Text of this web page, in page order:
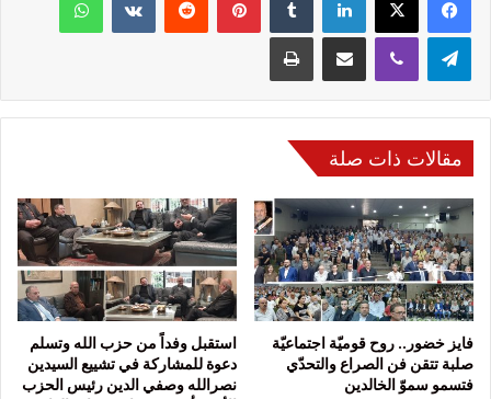
مقالات ذات صلة
فايز خضور.. روح قوميّة اجتماعيّة
صلبة تتقن فن الصراع والتحدّي
فتسمو سموّ الخالدين
استقبل وفداً من حزب الله وتسلم
دعوة للمشاركة في تشييع السيدين
نصرالله وصفي الدين رئيس الحزب